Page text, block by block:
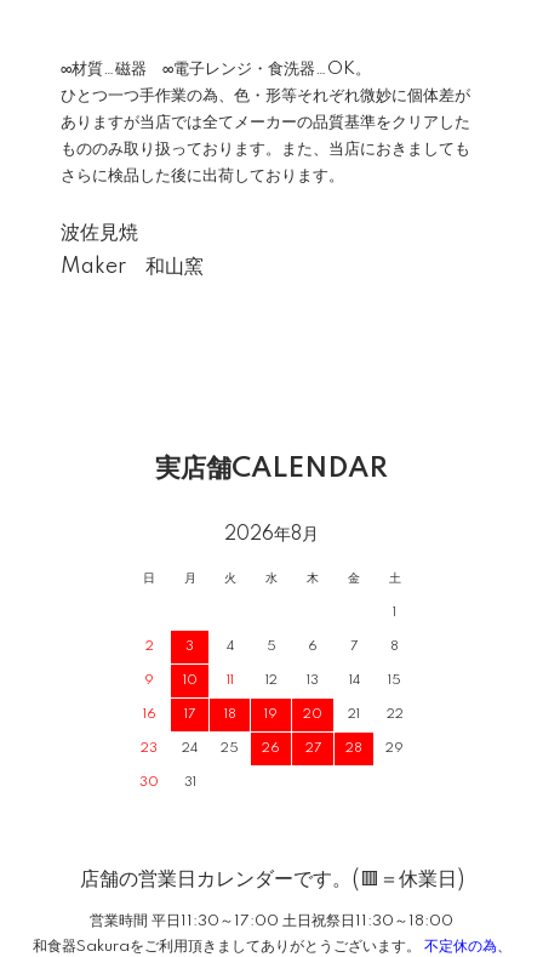
∞材質…磁器 ∞電子レンジ・食洗器…OK。
ひとつ一つ手作業の為、色・形等それぞれ微妙に個体差が
ありますが当店では全てメーカーの品質基準をクリアした
もののみ取り扱っております。また、当店におきましても
さらに検品した後に出荷しております。
波佐見焼
Maker 和山窯
実店舗CALENDAR
2026年8月
日 月 火 水 木 金 土
2 3 4 5 6 7 8
9 10 12 13 14 15
16 17 18 19 20 21 22
23 24 25 26 27 28 29
30 31
店舗の営業日カレンダーです。(🟥＝休業日)
営業時間 平日11:30～17:00 土日祝祭日11:30～18:00
和食器Sakuraをご利用頂きましてありがとうございます。 不定休の為、